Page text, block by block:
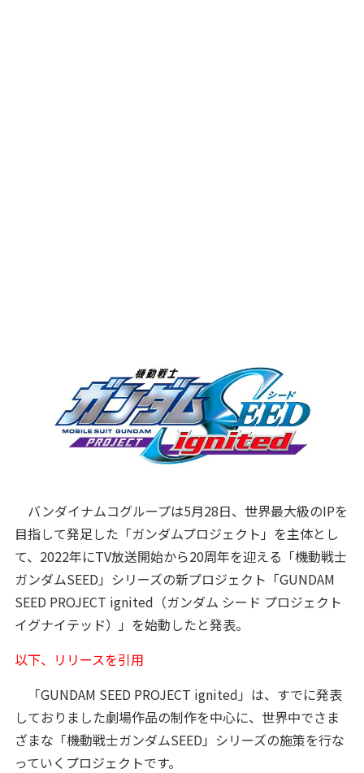
バンダイナムコグループは5月28日、世界最大級のIPを
目指して発足した「ガンダムプロジェクト」を主体とし
て、2022年にTV放送開始から20周年を迎える「機動戦士
ガンダムSEED」シリーズの新プロジェクト「GUNDAM
SEED PROJECT ignited（ガンダム シード プロジェクト
イグナイテッド）」を始動したと発表。
以下、リリースを引用
「GUNDAM SEED PROJECT ignited」は、すでに発表
しておりました劇場作品の制作を中心に、世界中でさま
ざまな「機動戦士ガンダムSEED」シリーズの施策を行な
っていくプロジェクトです。